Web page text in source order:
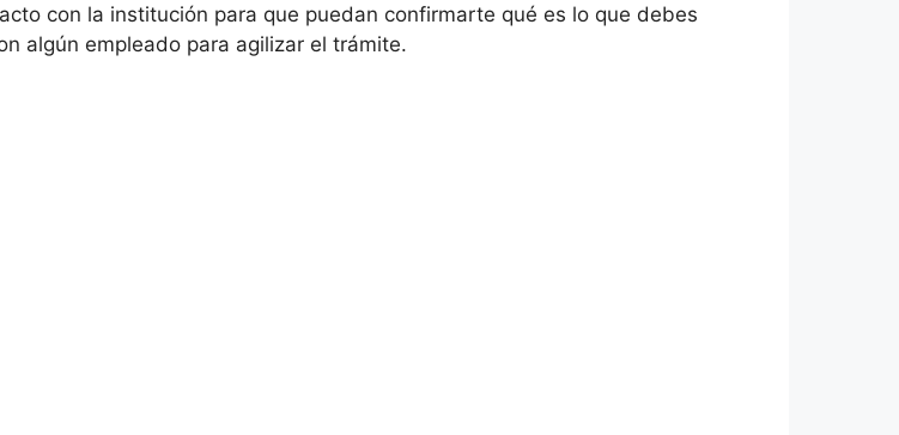
con la institución para que puedan confirmarte qué es lo que debes
algún empleado para agilizar el trámite.